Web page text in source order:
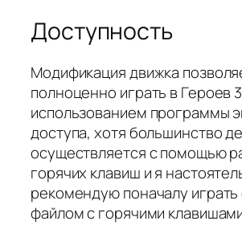
Доступность
Модификация движка
полноценно играть в Героев
использованием программы
доступа, хотя большинство
осуществляется с помощью
горячих клавиш и я
рекомендую поначалу
файлом с горячими